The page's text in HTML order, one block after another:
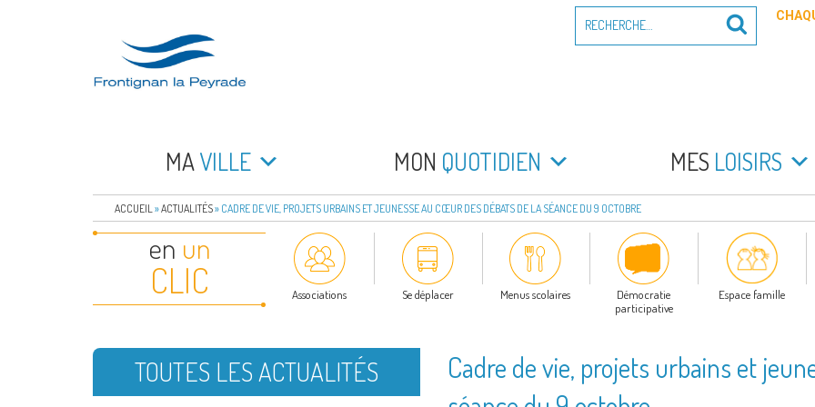
FRONTIGNAN LA PEYRADE
pour
Recherche
MAVILLE MON QUOTIDIEN MES LOISIRS
ACCUEIL »ACTUALITÉS» CADRE DE VIE, PROJETS URBAINS ET JEUNESSE AU CŒUR DES DÉBATS DE LA SÉANCE DU 9 OCTOBRE
en un
CLIC Associations Se déplacer Menus scolaires
Démocratie
participative
Espace famille
Cadre de vie, projets urbains et
TOUTES LES ACTUALITÉS